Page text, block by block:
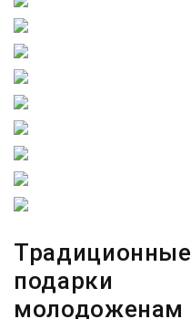
Традиционные
подарки
молодоженам